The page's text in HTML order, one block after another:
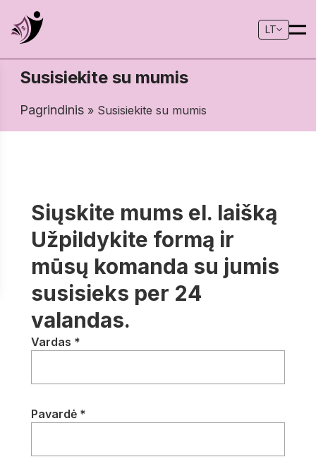
LT
Susisiekite su mumis
Pagrindinis » Susisiekite su mumis
Siųskite mums el. laišką
Užpildykite formą ir
mūsų komanda su jumis
susisieks per 24
valandas.
Vardas *
Pavardė *